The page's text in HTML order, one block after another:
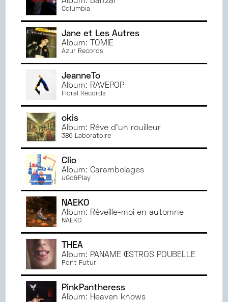
NOVEMBRE2024
OCTOBRE
SEPTEMBRE
2024
JUIN
2024
MAI
2024
MARS
2024
FÉVRIER2024
JANVIER2024
DÉCEMBRE2023
NOVEMBRE 2023
OCTOBRE2023
SEPTEMBRE
JUIN 2023
AVRIL
2023
MARS
2023
FÉVRIER
JANVIER2023
JUIN
2022
MAI
AVRIL
MARS
2022
RENNES
CAEN
DIJON
TOURS
TOULOUSE
MONTPELLIER
Columbia
Jane et Les Autres
Album: TOMIE
Azur Records
JeanneTo
Album: RAVEPOP
Floral Records
okis
Album: Rêve d'un rouilleur
386 Laboratoire
Clio
Album: Carambolages
uGo&Play
NAEKO
Album: Réveille-moi en automne
NAEKO
THÉA
Album: PANAME ŒSTROS POUBELLE
Pont Futur
PinkPantheress
Album: Heaven knows